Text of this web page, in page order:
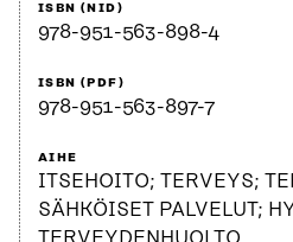
ISBN (NID)
978-951-563-898-4
ISBN (PDF)
978-951-563-897-7
AIHE
ITSEHOITO; TERVEYS;
SÄHKÖISET PALVELUT;